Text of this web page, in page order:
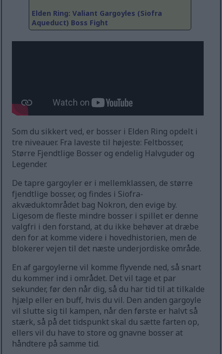
Elden Ring: Valiant Gargoyles (Siofra
Aqueduct) Boss Fight
Som du sikkert ved, er bosser i Elden Ring opdelt i
tre niveauer. Fra laveste til højeste: Feltbosser,
Større Fjendtlige Bosser og endelig Halvguder og
Legender.
De tapre gargoyler er i mellemklassen, de større
fjendtlige bosser, og findes i Siofra-
akvæduktområdet bag Nokron, den evige by.
Ligesom de fleste mindre bosser i spillet er denne
valgfri i den forstand, at du ikke behøver at dræbe
den for at komme videre i hovedhistorien, men de
blokerer vejen til det næste underjordiske område.
En af gargoylerne vil komme flyvende ned, så snart
du kommer ind i området. Det vil tage et par
sekunder, før den når dig, så du har tid til at tilkalde
hjælp eller en buff, hvis du vil. Den anden gargoyle
vil slutte sig til kampen, når den første er halvt så
stærk, så på det tidspunkt skal du sætte farten op,
ellers vil du have to store og gnavne bosser at
håndtere på samme tid.